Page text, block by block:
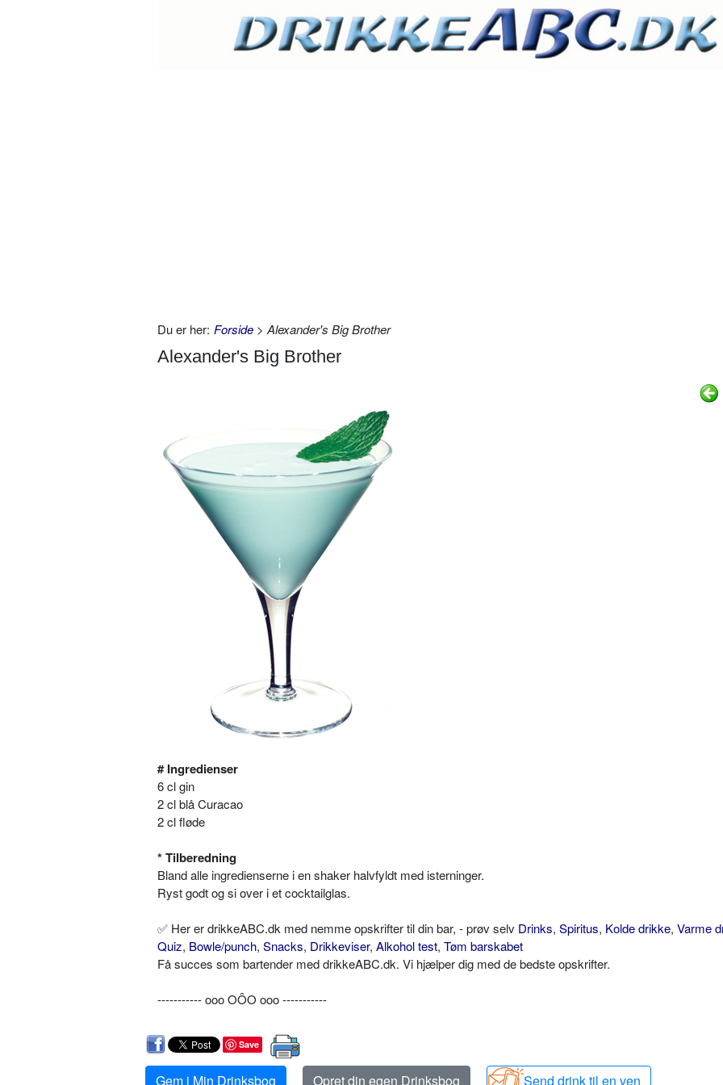
Du er her: Forside > Alexander's Big Brother
Alexander's Big Brother
# Ingredienser
6 cl gin
2 cl blå Curacao
2 cl fløde
* Tilberedning
Bland alle ingredienserne i en shaker halvfyldt med isterninger.
Ryst godt og si over i et cocktailglas.
✅ Her er drikkeABC.dk med nemme opskrifter til din bar, - prøv selv Drinks, Spiritus, Kolde drikke, Varme
Quiz, Bowle/punch, Snacks, Drikkeviser, Alkohol test, Tøm barskabet
Få succes som bartender med drikkeABC.dk. Vi hjælper dig med de bedste opskrifter.
----------- ooo OÔO ooo -----------
Save
Gem i Min Drinksbog Opret din egen Drinksbog
Send drink til en ven